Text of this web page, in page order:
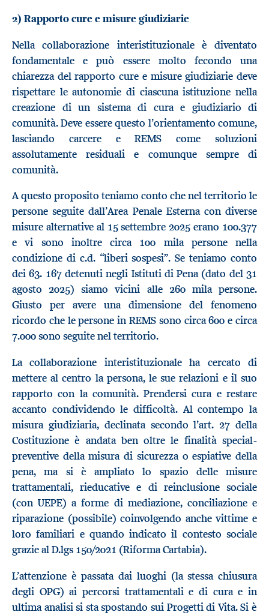
2) Rapporto cure e misure giudiziarie
Nella collaborazione interistituzionale è diventato
fondamentale e può essere molto fecondo una
chiarezza del rapporto cure e misure giudiziarie deve
rispettare le autonomie di ciascuna istituzione nella
creazione di un sistema di cura e giudiziario di
comunità. Deve essere questo l’orientamento comune,
lasciando carcere e REMS come soluzioni
assolutamente residuali e comunque sempre di
comunità.
A questo proposito teniamo conto che nel territorio le
persone seguite dall’Area Penale Esterna con diverse
misure alternative al 15 settembre 2025 erano 100.377
e vi sono inoltre circa 100 mila persone nella
condizione di c.d. “liberi sospesi”. Se teniamo conto
dei 63. 167 detenuti negli Istituti di Pena (dato del 31
agosto 2025) siamo vicini alle 260 mila persone.
Giusto per avere una dimensione del fenomeno
ricordo che le persone in REMS sono circa 600 e circa
7.000 sono seguite nel territorio.
La collaborazione interistituzionale ha cercato di
mettere al centro la persona, le sue relazioni e il suo
rapporto con la comunità. Prendersi cura e restare
accanto condividendo le difficoltà. Al contempo la
misura giudiziaria, declinata secondo l’art. 27 della
Costituzione è andata ben oltre le finalità special-
preventive della misura di sicurezza o espiative della
pena, ma si è ampliato lo spazio delle misure
trattamentali, rieducative e di reinclusione sociale
(con UEPE) a forme di mediazione, conciliazione e
riparazione (possibile) coinvolgendo anche vittime e
loro familiari e quando indicato il contesto sociale
grazie al D.lgs 150/2021 (Riforma Cartabia).
L’attenzione è passata dai luoghi (la stessa chiusura
degli OPG) ai percorsi trattamentali e di cura e in
ultima analisi si sta spostando sui Progetti di Vita. Si è